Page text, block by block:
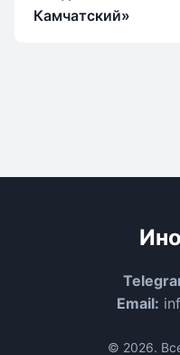
Камчатский»
Email:
© 2026.